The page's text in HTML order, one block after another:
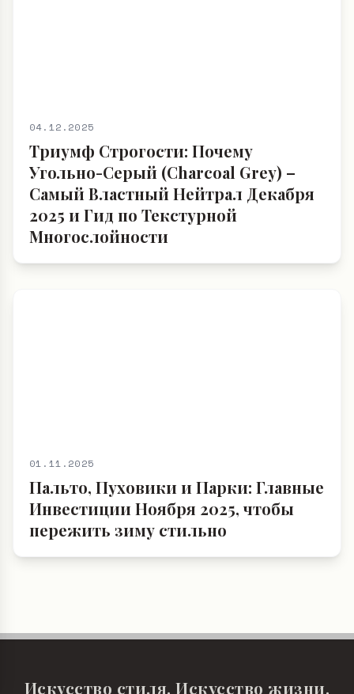
04.12.2025
Триумф Строгости: Почему
Угольно-Серый (Charcoal Grey) –
Самый Властный Нейтрал Декабря
2025 и Гид по Текстурной
Многослойности
01.11.2025
Пальто, Пуховики и Парки: Главные
Инвестиции Ноября 2025, чтобы
пережить зиму стильно
Искусство стиля. Искусство жизни.